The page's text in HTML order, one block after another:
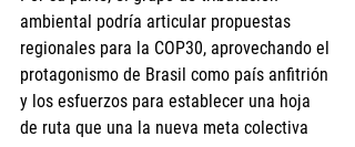
ambiental podría articular propuestas
regionales para la COP30, aprovechando el
protagonismo de Brasil como país anfitrión
y los esfuerzos para establecer una hoja
de ruta que una la nueva meta colectiva